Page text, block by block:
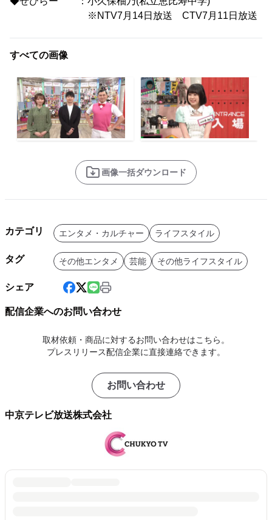
※NTV7月14日放送 CTV7月11日放送
すべての画像
画像一括ダウンロード
カテゴリ エンタメ・カルチャー ライフスタイル
タグ その他エンタメ 芸能 その他ライフスタイル
シェア
配信企業へのお問い合わせ
取材依頼・商品に対するお問い合わせはこちら。
プレスリリース配信企業に直接連絡できます。
お問い合わせ
中京テレビ放送株式会社